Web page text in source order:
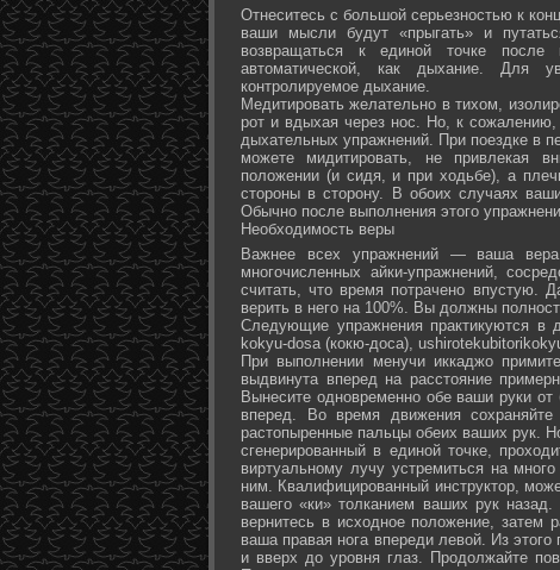
Отнеситесь с большой серьезностью к
ваши мысли будут «прыгать» и
возвращаться к единой точке после
автоматической, как дыхание. Для
контролируемое дыхание.
Медитировать желательно в тихом,
рот и вдыхая через нос. Но, к
дыхательных упражнений. При поездке в
можете мидитировать, не привлекая
положении (и сидя, и при ходьбе), а
стороны в сторону. В обоих случаях
Обычно после выполнения этого
Необходимость веры
Важнее всех упражнений — ваша
многочисленных айки-упражнений,
считать, что время потрачено впустую.
верить в него на 100%. Вы должны
Следующие упражнения практикуются в
kokyu-dosa (кокю-доса),
При выполнении менучи иккаджо
выдвинута вперед на расстояние
Вынесите одновременно обе ваши руки
вперед. Во время движения
растопыренные пальцы обеих ваших рук.
сгенерированный в единой точке,
виртуальному лучу устремиться на
ним. Квалифицированный инструктор,
вашего «ки» толканием ваших рук
вернитесь в исходное положение, затем
ваша правая нога впереди левой. Из
и вверх до уровня глаз. Продолжайте